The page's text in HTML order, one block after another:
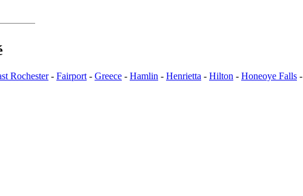
Rochester- Fairport - Greece - Hamlin - Henrietta - Hilton - Honeoye Falls -